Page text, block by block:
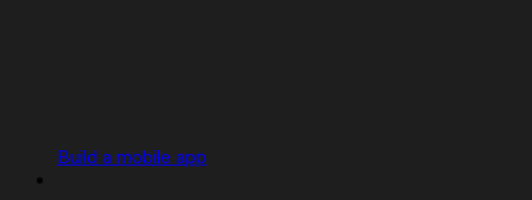
Build a mobile app